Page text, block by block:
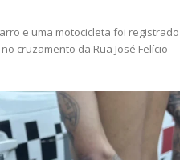
e uma motocicleta foi registrado
cruzamento da Rua José Felício